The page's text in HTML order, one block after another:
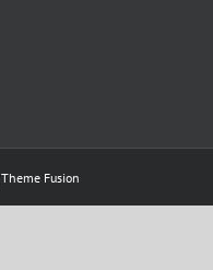
Theme Fusion